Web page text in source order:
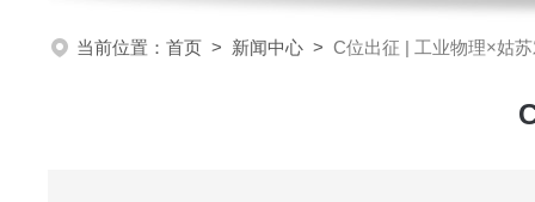
当前位置： 首页 > 新闻中心 > C位出征 | 工业物理×姑